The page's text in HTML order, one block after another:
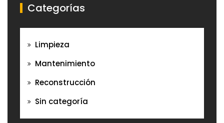
Categorías
Limpieza
Mantenimiento
Reconstrucción
Sin categoría